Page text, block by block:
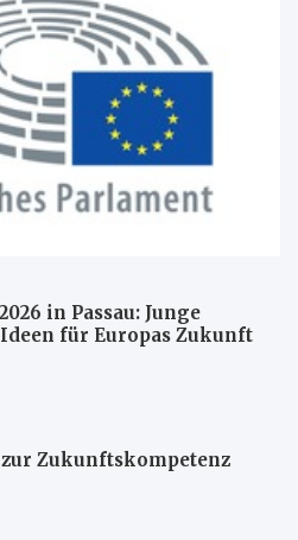
in Passau: Junge
für Europas Zukunft
Zukunftskompetenz